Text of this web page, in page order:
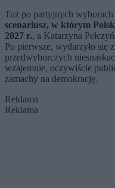
Tuż po partyjnych wyborach
scenariusz, w którym
2027 r., a Katarzyna
Po pierwsze, wydarzyło się
przedwyborczych
wzajemnie, oczywiście
zamachy na demokrację.
Reklama
Reklama